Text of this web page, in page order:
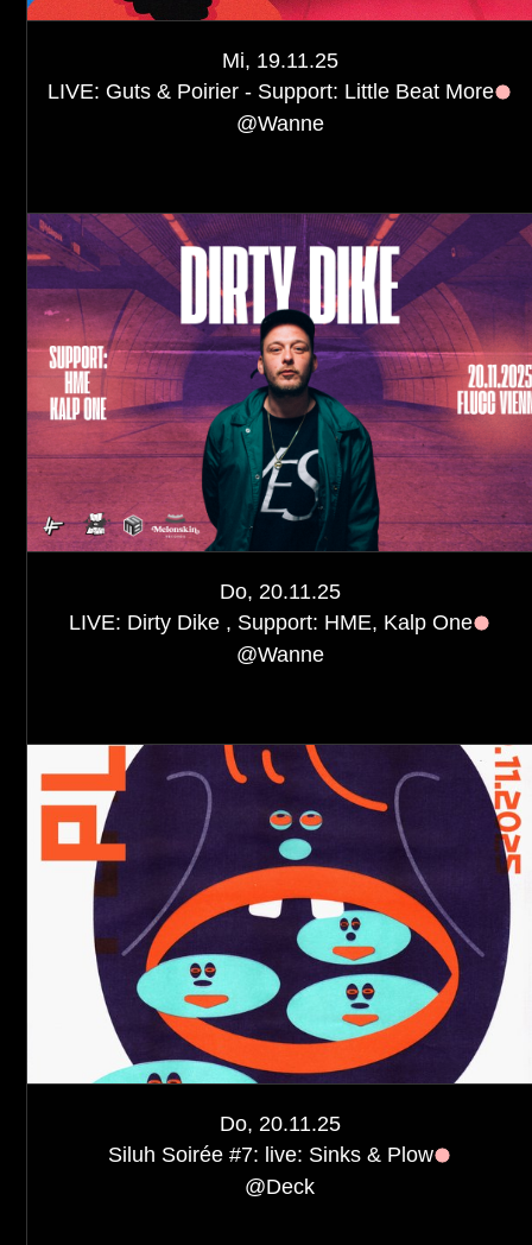
Mi, 19.11.25
LIVE: Guts & Poirier - Support: Little Beat More
@Wanne
Do, 20.11.25
LIVE: Dirty Dike , Support: HME, Kalp One
@Wanne
Do, 20.11.25
Siluh Soirée #7: live: Sinks & Plow
@Deck